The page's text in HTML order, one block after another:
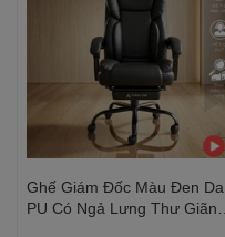
Ghế Giám Đốc Màu Đen Da
PU Có Ngả Lưng Thư Giãn